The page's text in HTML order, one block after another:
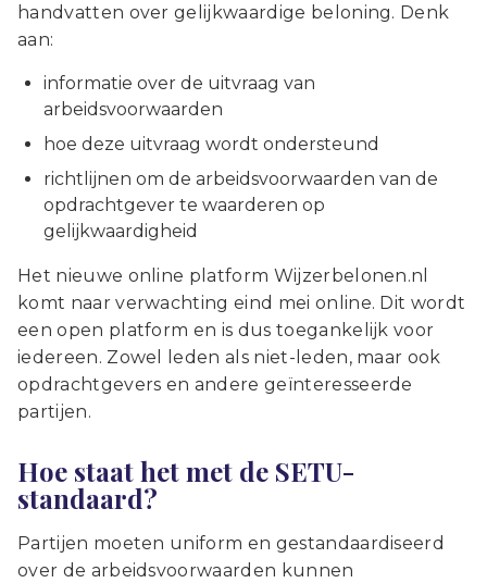
handvatten over gelijkwaardige beloning. Denk
aan:
informatie over de uitvraag van
arbeidsvoorwaarden
hoe deze uitvraag wordt ondersteund
richtlijnen om de arbeidsvoorwaarden van de
opdrachtgever te waarderen op
gelijkwaardigheid
Het nieuwe online platform Wijzerbelonen.nl
komt naar verwachting eind mei online. Dit wordt
een open platform en is dus toegankelijk voor
iedereen. Zowel leden als niet-leden, maar ook
opdrachtgevers en andere geïnteresseerde
partijen.
Hoe staat het met de SETU-
standaard?
Partijen moeten uniform en gestandaardiseerd
over de arbeidsvoorwaarden kunnen